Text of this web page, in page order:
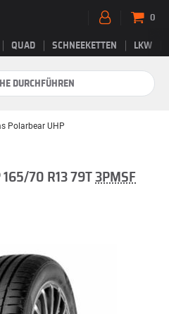
QUAD SCHNEEKETTEN LKW
0
DURCHFÜHREN
Polarbear UHP
165/70 R13 79T 3PMSF